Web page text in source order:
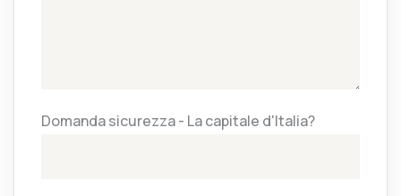
Domanda sicurezza - La capitale d'Italia?